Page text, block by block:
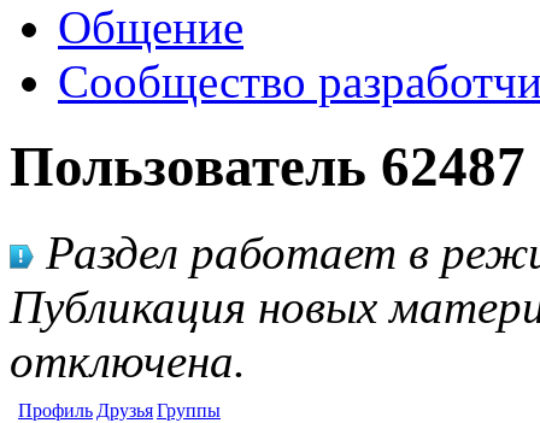
Общение
Сообщество
Пользователь 62487
Раздел работает в
Публикация новых
отключена.
Профиль ДрузьяГруппы